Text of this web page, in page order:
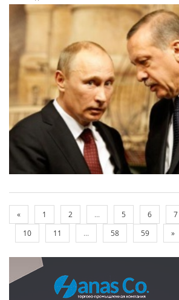
« 1 2 ... 5 6 7
10
11 ... 58 59 »